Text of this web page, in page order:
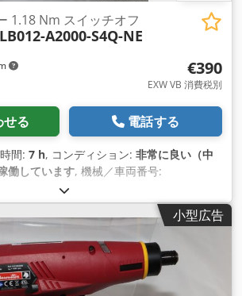
1.18 Nm スイッチオフ
A2000-S4Q-NE
€390
EXW VB 消費税別
せる 電話する
間: 7 h, コンディション: 非常に良い（中
働しています, 機械／車両番号:
ト済みで完全に機能するデモ ツール インベ
低電圧ドライバー SLB012-A2000-S4Q-
動付き アイドリング回転数: 1000 / 750
0.20～1.18 Nm 出力: 1/4" Credpov Ipx
mm バッテリーなしの重量: 0.83 kg 工業
ンス用のその他のツールは、リクエストに
。
小型広告